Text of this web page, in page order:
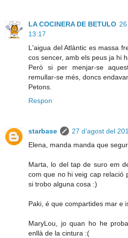
LA COCINERA DE BETULO
13:17
L'aigua del Atlàntic es massa
cos sencer, amb els peus ja hi
Però si per menjar-se
remullar-se més, doncs
Petons.
Respon
starbase
27 d’agost del
Elena, manda manda que
Marta, lo del tap de suro em
com que no hi veig cap relació
si trobo alguna cosa :)
Paki, é que compartides mar e
MaryLou, jo quan ho he
enllà de la cintura :(